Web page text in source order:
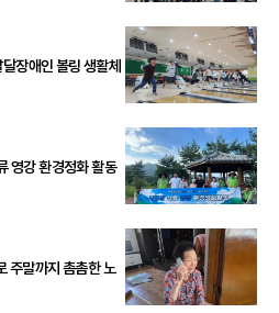
장애인 볼링 생활체
영강 환경정화 활동
주말까지 촘촘한 노